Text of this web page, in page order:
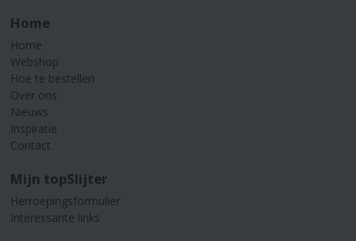
Home
Home
Webshop
Hoe te bestellen
Over ons
Nieuws
Inspiratie
Contact
Mijn topSlijter
Herroepingsformulier
Interessante links